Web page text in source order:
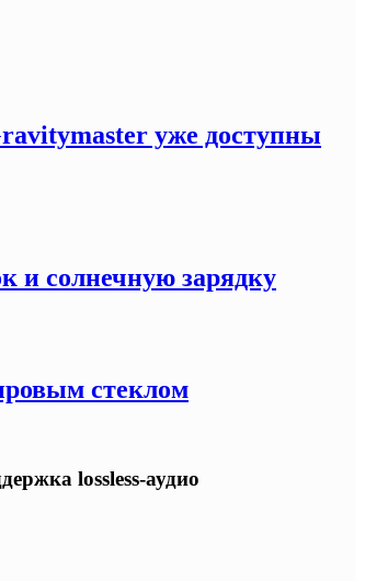
уже доступны
и солнечную зарядку
стеклом
lossless-аудио